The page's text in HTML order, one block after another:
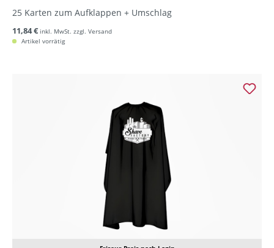
25 Karten zum Aufklappen + Umschlag
11,84 € inkl. MwSt. zzgl. Versand
Artikel vorrätig